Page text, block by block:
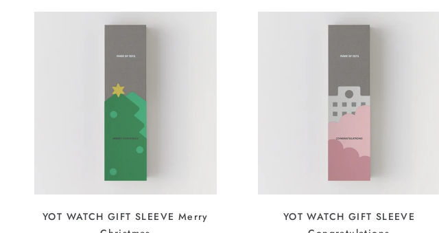
YOT WATCH GIFT SLEEVE Merry
YOT WATCH GIFT SLEEVE